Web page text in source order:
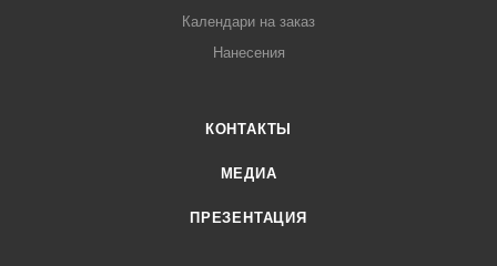
Календари на заказ
Нанесения
КОНТАКТЫ
МЕДИА
ПРЕЗЕНТАЦИЯ